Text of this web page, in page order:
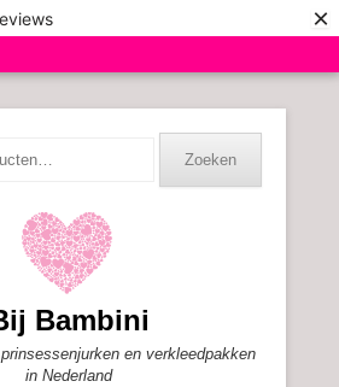
×
Zoeken
Bambini
en verkleedpakken
in Nederland